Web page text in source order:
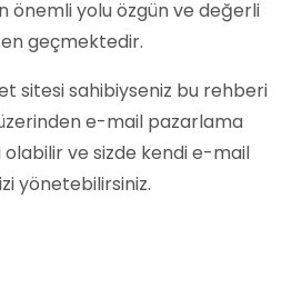
önemli yolu özgün ve değerli
geçmektedir.
sitesi sahibiyseniz bu rehberi
e-mail pazarlama
olabilir ve sizde kendi e-mail
yönetebilirsiniz.